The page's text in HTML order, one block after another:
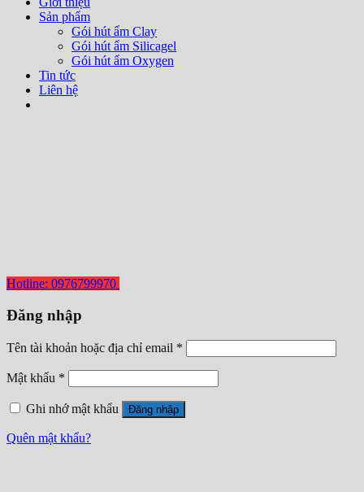
Sản phẩm
Gói hút ẩm Clay
Gói hút ẩm Silicagel
Gói hút ẩm Oxygen
Tin tức
Liên hệ
Hotline: 0976799970
Đăng nhập
Tên tài khoản hoặc địa chỉ email *
Mật khẩu *
Ghi nhớ mật khẩu Đăng nhập
Quên mật khẩu?